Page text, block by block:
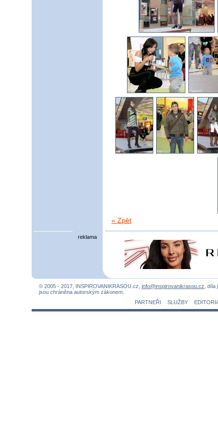
« Zpět
reklama
© 2005 - 2017, INSPIROVANIKRASOU.cz, info@inspirovanikrasou.cz ,
jsou chráněna autorským zákonem.
PARTNEŘI
SLUŽBY